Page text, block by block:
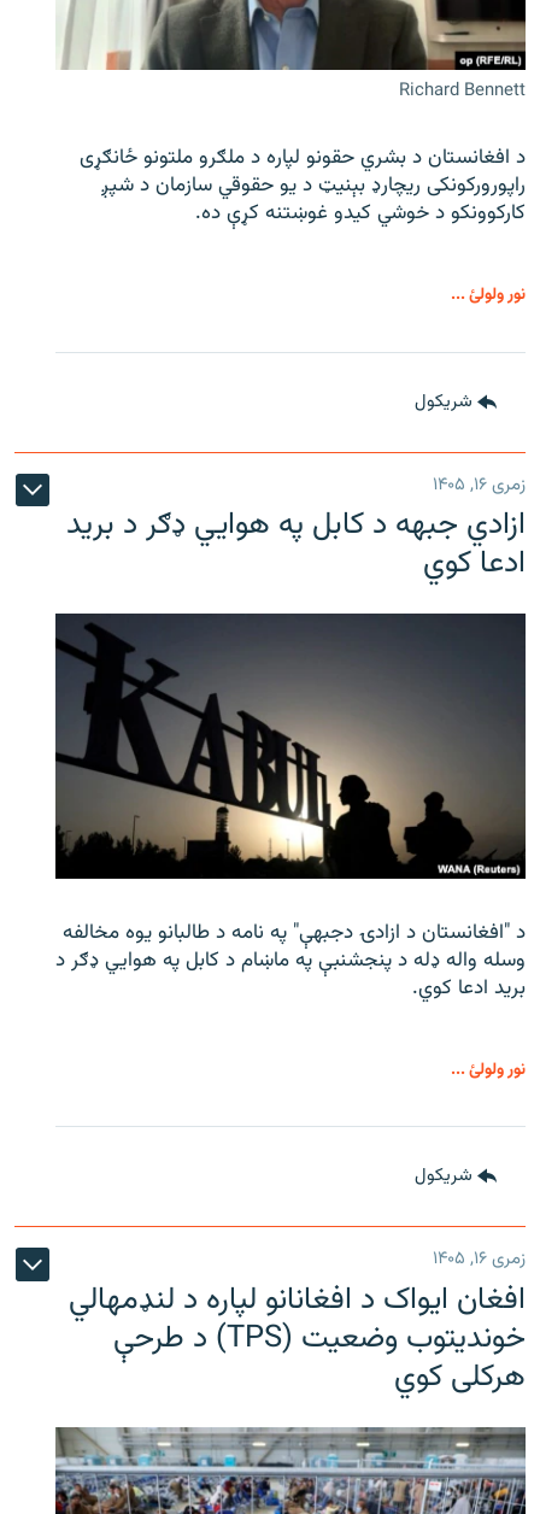
Richard Bennett
د افغانستان د بشري حقونو لپاره د ملګرو ملتونو ځانګړی
راپورورکونکی ریچارډ بېنیټ د یو حقوقي سازمان د شپږ
کارکوونکو د خوشي کیدو غوښتنه کړې ده.
نور ولولئ ...
شريکول
زمری ۱۶, ۱۴۰۵
ازادي جبهه د کابل په هوايي ډګر د برید
ادعا کوي
د "افغانستان د ازادۍ دجبهې" په نامه د طالبانو یوه مخالفه
وسله واله ډله د پنجشنبې په ماښام د کابل په هوايي ډګر د
برید ادعا کوي.
نور ولولئ ...
شريکول
زمری ۱۶, ۱۴۰۵
افغان ایواک د افغانانو لپاره د لنډمهالي
خوندیتوب وضعیت (TPS) د طرحې
هرکلی کوي